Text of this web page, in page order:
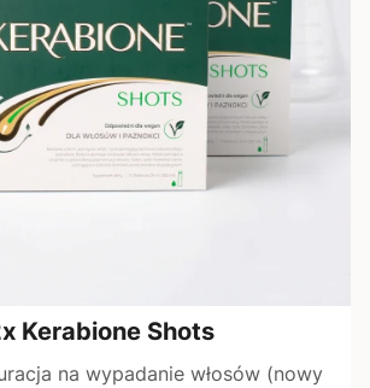
Kerabione Shots
na wypadanie włosów (nowy